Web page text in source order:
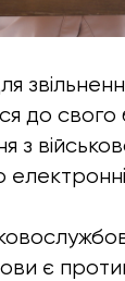
до
з
є